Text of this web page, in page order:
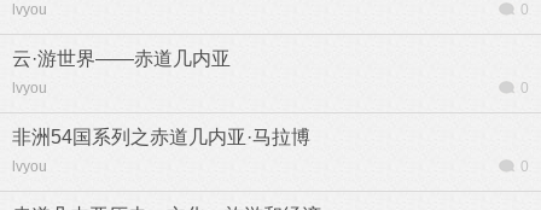
lvyou 0
云·游世界——赤道几内亚
lvyou 0
非洲54国系列之赤道几内亚·马拉博
lvyou 0